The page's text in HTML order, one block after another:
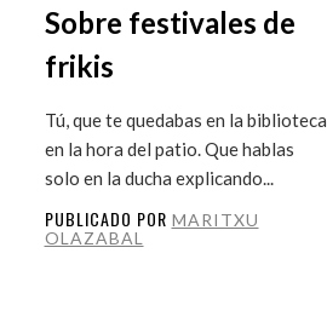
Sobre festivales de
frikis
Tú, que te quedabas en la biblioteca
en la hora del patio. Que hablas
solo en la ducha explicando...
PUBLICADO POR MARITXU
OLAZABAL